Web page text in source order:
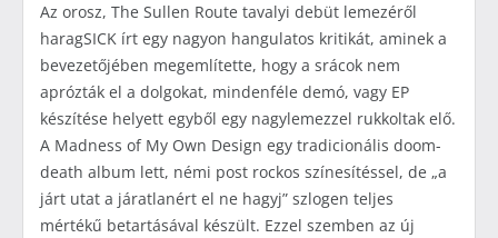
Az orosz, The Sullen Route tavalyi debüt lemezéről
haragSICK írt egy nagyon hangulatos kritikát, aminek a
bevezetőjében megemlítette, hogy a srácok nem
aprózták el a dolgokat, mindenféle demó, vagy EP
készítése helyett egyből egy nagylemezzel rukkoltak elő.
A Madness of My Own Design egy tradicionális doom-
death album lett, némi post rockos színesítéssel, de „a
járt utat a járatlanért el ne hagyj” szlogen teljes
mértékű betartásával készült. Ezzel szemben az új